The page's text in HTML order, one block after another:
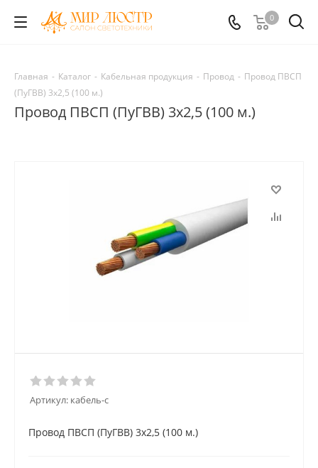
0
Главная - Каталог - Кабельная продукция - Провод - Провод ПВСП
(ПуГВВ) 3х2,5 (100 м.)
Провод ПВСП (ПуГВВ) 3х2,5 (100 м.)
Артикул: кабель-с
Провод ПВСП (ПуГВВ) 3х2,5 (100 м.)